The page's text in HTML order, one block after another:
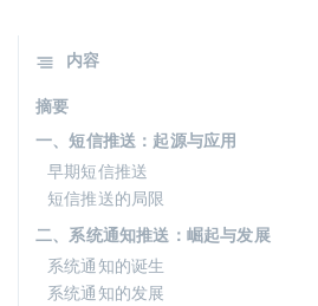
内容
摘要
一、短信推送：起源与应用
早期短信推送
短信推送的局限
二、系统通知推送：崛起与发展
系统通知的诞生
系统通知的发展